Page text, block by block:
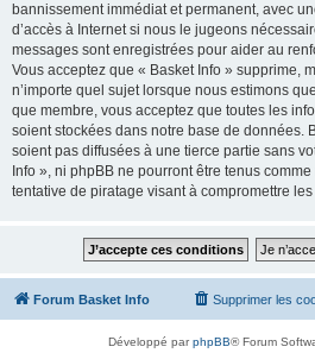
bannissement immédiat et permanent, avec
d’accès à Internet si nous le jugeons
messages sont enregistrées pour aider au
Vous acceptez que « Basket Info » supprime,
n’importe quel sujet lorsque nous estimons
que membre, vous acceptez que toutes les
soient stockées dans notre base de données.
soient pas diffusées à une tierce partie sans
Info », ni phpBB ne pourront être tenus
tentative de piratage visant à compromettre
Forum Basket Info Supprimer les
Développé parphpBB® Forum